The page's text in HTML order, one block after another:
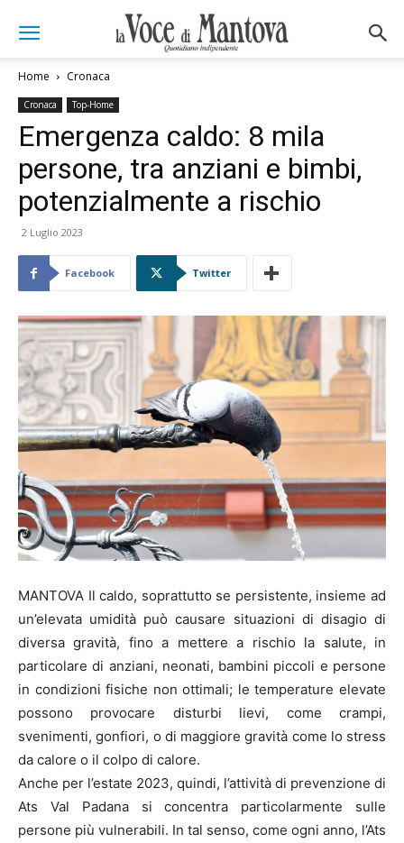
Home Cronaca
Cronaca Top-Home
Emergenza caldo: 8 mila
persone, tra anziani e bimbi,
potenzialmente a rischio
2 Luglio 2023
Facebook Twitter
MANTOVA Il caldo, soprattutto se persistente, insieme ad
un’elevata umidità può causare situazioni di disagio di
diversa gravità, fino a mettere a rischio la salute, in
particolare di anziani, neonati, bambini piccoli e persone
in condizioni fisiche non ottimali; le temperature elevate
possono provocare disturbi lievi, come crampi,
svenimenti, gonfiori, o di maggiore gravità come lo stress
da calore o il colpo di calore.
Anche per l’estate 2023, quindi, l’attività di prevenzione di
Ats Val Padana si concentra particolarmente sulle
persone più vulnerabili. In tal senso, come ogni anno, l’Ats